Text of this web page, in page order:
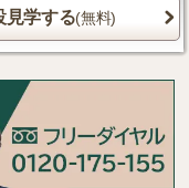
見学する(無料)